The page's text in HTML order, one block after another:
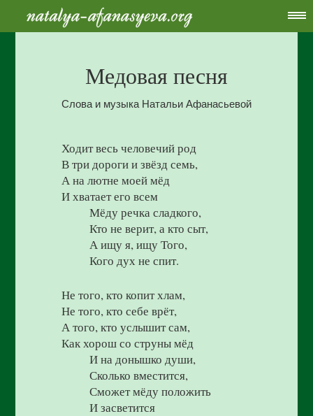
Медовая песня
Слова и музыка Натальи Афанасьевой
Ходит весь человечий род
В три дороги и звёзд семь,
А на лютне моей мёд
И хватает его всем
Мёду речка сладкого,
Кто не верит, а кто сыт,
А ищу я, ищу Того,
Кого дух не спит.
Не того, кто копит хлам,
Не того, кто себе врёт,
А того, кто услышит сам,
Как хорош со струны мёд
И на донышко души,
Сколько вместится,
Сможет мёду положить
И засветится